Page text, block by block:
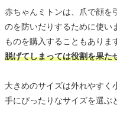
赤ちゃんミトンは、爪で顔を
のを防いだりするために使い
ものを購入することもありま
脱げてしまっては役割を果た
大きめのサイズは外れやすく
手にぴったりなサイズを選ぶ